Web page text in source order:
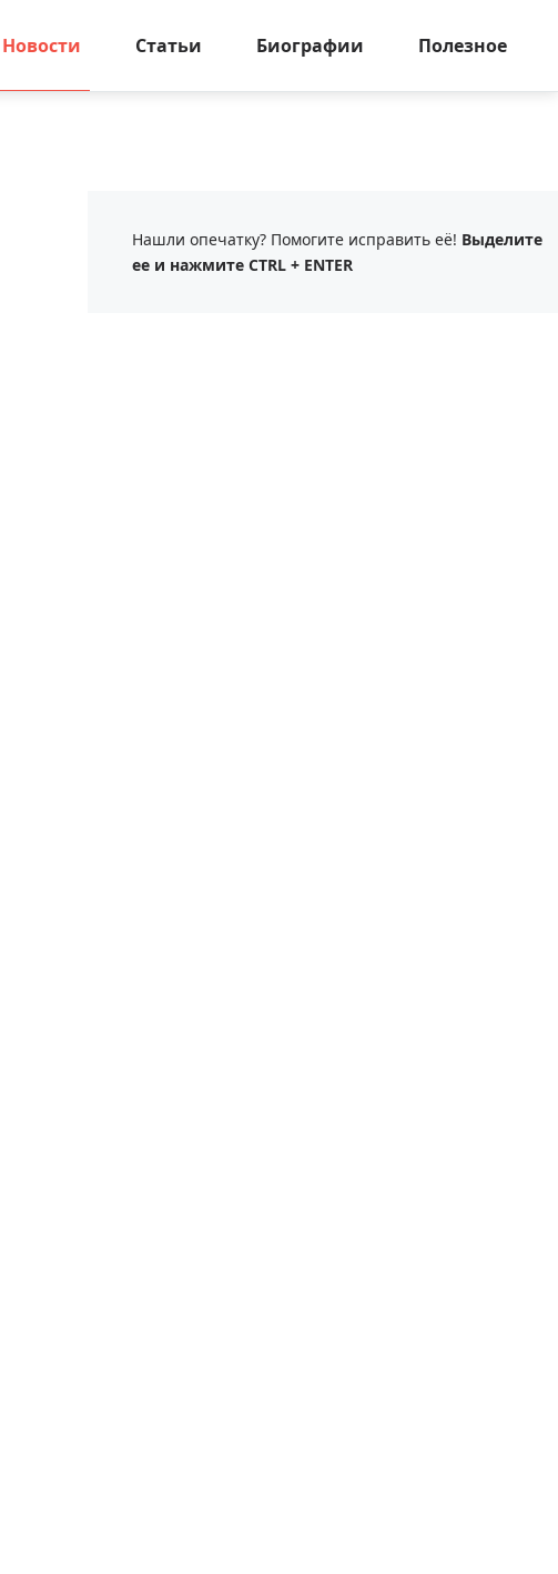
Новости Статьи Биографии Полезное
Нашли опечатку? Помогите исправить её! Выделите
ее и нажмите CTRL + ENTER